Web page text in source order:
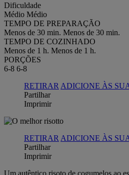
Dificuldade
Médio Médio
TEMPO DE PREPARAÇÃO
Menos de 30 min. Menos de 30 min.
TEMPO DE COZINHADO
Menos de 1 h. Menos de 1 h.
PORÇÕES
6-8 6-8
RETIRAR ADICIONE ÀS
Partilhar
Imprimir
RETIRAR ADICIONE ÀS
Partilhar
Imprimir
Um autêntico risoto de cogumelos ao